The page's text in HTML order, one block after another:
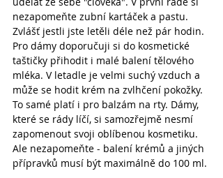
nezapomeňte zubní kartáček a pastu.
Zvlášť jestli jste letěli déle než pár hodin.
Pro dámy doporučuji si do kosmetické
taštičky přihodit i malé balení tělového
mléka. V letadle je velmi suchý vzduch a
může se hodit krém na zvlhčení pokožky.
To samé platí i pro balzám na rty. Dámy,
které se rády líčí, si samozřejmě nesmí
zapomenout svoji oblíbenou kosmetiku.
Ale nezapomeňte - balení krémů a jiných
přípravků musí být maximálně do 100 ml.